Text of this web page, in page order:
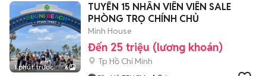
1 phút trước 6
TUYỂN 15 NHÂN VIÊN VIÊN SALE
PHÒNG TRỌ CHÍNH CHỦ
Minh House
Đến 25 triệu (lương khoán)
Tp Hồ Chí Minh